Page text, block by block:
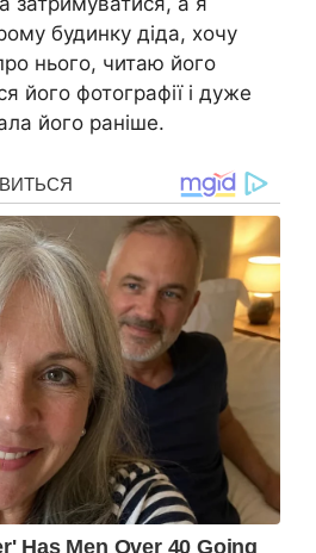
будинку діда, хочу
нього, читаю його
його фотографії і дуже
його раніше.